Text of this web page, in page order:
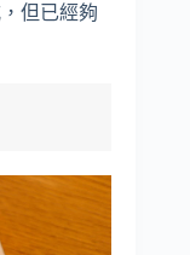
但已經夠